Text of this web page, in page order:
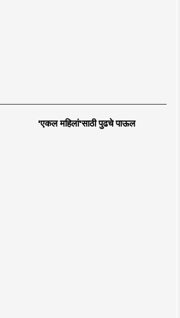
'एकल महिलां'साठी पुढचे पाऊल